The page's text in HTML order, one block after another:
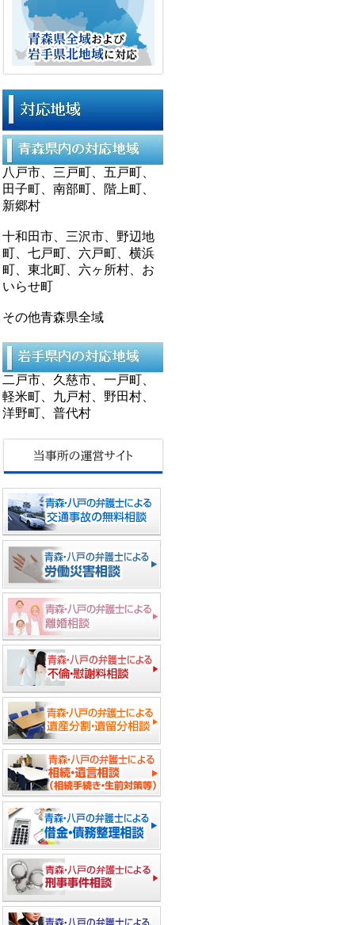
八戸市、三戸町、五戸町、
田子町、南部町、階上町、
新郷村
十和田市、三沢市、野辺地
町、七戸町、六戸町、横浜
町、東北町、六ヶ所村、お
いらせ町
その他青森県全域
二戸市、久慈市、一戸町、
軽米町、九戸村、野田村、
洋野町、普代村